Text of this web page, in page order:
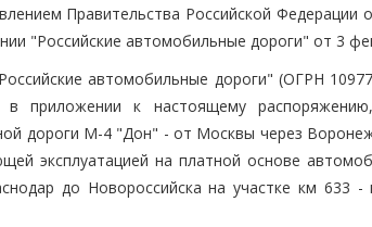
Правительства Российской Федерации
"Российские автомобильные дороги" от 3
автомобильные дороги" (ОГРН
в приложении к настоящему
дороги М-4 "Дон" - от Москвы через
эксплуатацией на платной основе
до Новороссийска на участке км 633